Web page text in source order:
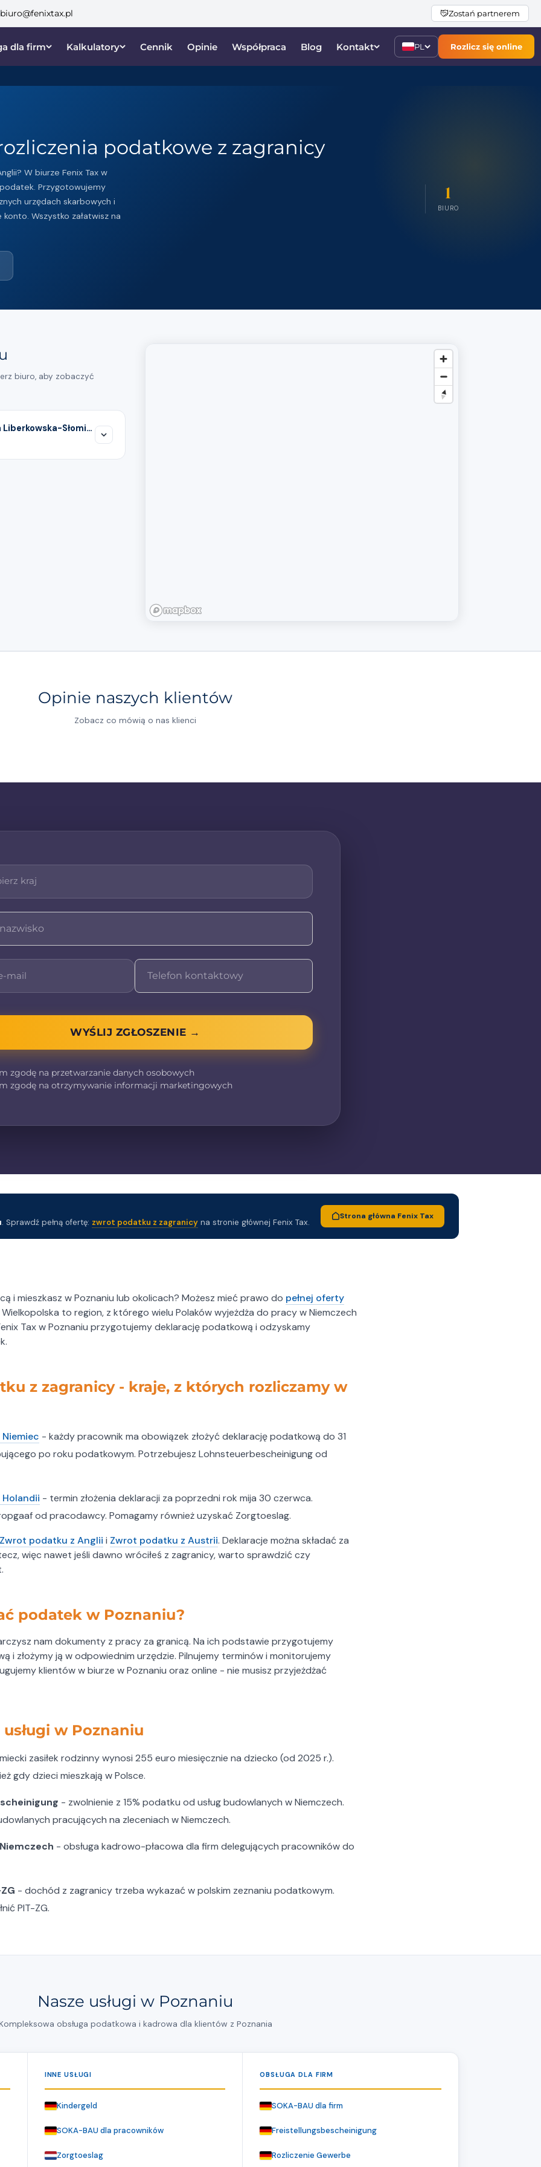
biuro@fenixtax.pl Zostań partnerem
dla firm Kalkulatory Cennik Opinie Współpraca Blog Kontakt PL Rozlicz się online
podatkowe z zagranicy
W biurze Fenix Tax w
Przygotowujemy
urzędach skarbowych i
Wszystko załatwisz na
1
BIURO
biuro, aby zobaczyć
Biuro Rachunkowe ATORAN Monika Liberkowska-Słomińska
zwrotu podatku. Z
usługi?
sprawy podatkowe
wachlarz usług
Niemiec
firm
usługi obejmują
związanych z
z podatku
pracowników
że wszystkie
są załatwione
przepisami. Skontaktuj
do kontaktu:
Słomińska
Opinie naszych klientów
Zobacz co mówią o nas klienci
WYŚLIJ ZGŁOSZENIE →
zgodę na przetwarzanie danych osobowych
zgodę na otrzymywanie informacji marketingowych
. Sprawdź pełną ofertę: zwrot podatku z zagranicy na stronie głównej Fenix Tax.
Strona główna Fenix Tax
i mieszkasz w Poznaniu lub okolicach? Możesz mieć prawo do pełnej oferty
Wielkopolska to region, z którego wielu Polaków wyjeżdża do pracy w Niemczech
Tax w Poznaniu przygotujemy deklarację podatkową i odzyskamy
z zagranicy - kraje, z których rozliczamy w
- każdy pracownik ma obowiązek złożyć deklarację podatkową do 31
po roku podatkowym. Potrzebujesz Lohnsteuerbescheinigung od
- termin złożenia deklaracji za poprzedni rok mija 30 czerwca.
od pracodawcy. Pomagamy również uzyskać Zorgtoeslag.
Zwrot podatku z Anglii i Zwrot podatku z Austrii. Deklaracje można składać za
więc nawet jeśli dawno wróciłeś z zagranicy, warto sprawdzić czy
podatek w Poznaniu?
nam dokumenty z pracy za granicą. Na ich podstawie przygotujemy
i złożymy ją w odpowiednim urzędzie. Pilnujemy terminów i monitorujemy
klientów w biurze w Poznaniu oraz online - nie musisz przyjeżdżać
w Poznaniu
zasiłek rodzinny wynosi 255 euro miesięcznie na dziecko (od 2025 r.).
gdy dzieci mieszkają w Polsce.
- zwolnienie z 15% podatku od usług budowlanych w Niemczech.
pracujących na zleceniach w Niemczech.
- obsługa kadrowo-płacowa dla firm delegujących pracowników do
- dochód z zagranicy trzeba wykazać w polskim zeznaniu podatkowym.
PIT-ZG.
Nasze usługi w Poznaniu
obsługa podatkowa i kadrowa dla klientów z Poznania
INNE USŁUGI
Kindergeld
SOKA-BAU dla pracowników
Zorgtoeslag
OBSŁUGA DLA FIRM
SOKA-BAU dla firm
Freistellungsbescheinigung
Rozliczenie Gewerbe